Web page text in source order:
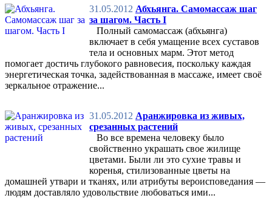
31.05.2012 Абхьянга. Самомассаж шаг
за шагом. Часть I
Полный самомассаж (абхьянга)
включает в себя умащение всех суставов
тела и основных марм. Этот метод
помогает достичь глубокого равновесия, поскольку каждая
энергетическая точка, задействованная в массаже, имеет своё
зеркальное отражение...
31.05.2012 Аранжировка из живых,
срезанных растений
Во все времена человеку было
свойственно украшать свое жилище
цветами. Были ли это сухие травы и
коренья, стилизованные цветы на
домашней утвари и тканях, или атрибуты вероисповедания —
людям доставляло удовольствие любоваться ими...